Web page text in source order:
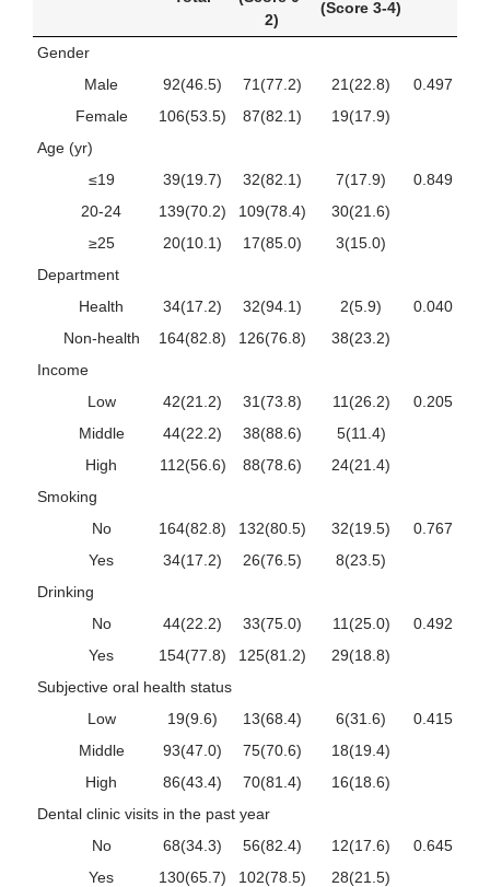
2)
(Score 3-4)
Gender
Male
92(46.5) 71(77.2) 21(22.8)
0.497
Female
106(53.5) 87(82.1)
19(17.9)
Age (yr)
≤19
39(19.7) 32(82.1) 7(17.9)
0.849
20-24
139(70.2) 109(78.4)
30(21.6)
≥25
20(10.1) 17(85.0)
3(15.0)
Department
Health
34(17.2) 32(94.1) 2(5.9)
0.040
Non-health
164(82.8) 126(76.8)
38(23.2)
Income
Low
42(21.2) 31(73.8) 11(26.2)
0.205
Middle
44(22.2) 38(88.6)
5(11.4)
High
112(56.6) 88(78.6)
24(21.4)
Smoking
No
164(82.8) 132(80.5) 32(19.5)
0.767
Yes
34(17.2) 26(76.5)
8(23.5)
Drinking
No
44(22.2) 33(75.0) 11(25.0)
0.492
Yes
154(77.8) 125(81.2)
29(18.8)
Subjective oral health status
Low
19(9.6) 13(68.4) 6(31.6)
0.415
Middle
93(47.0) 75(70.6)
18(19.4)
High
86(43.4) 70(81.4)
16(18.6)
Dental clinic visits in the past year
No
68(34.3) 56(82.4) 12(17.6)
0.645
Yes
130(65.7) 102(78.5)
28(21.5)